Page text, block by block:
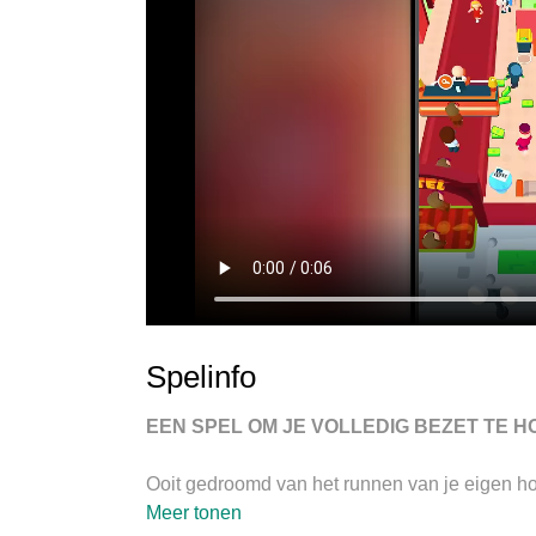
Spelinfo
EEN SPEL OM JE VOLLEDIG BEZET TE
Ooit gedroomd van het runnen van je eigen
tijdmanagementspel waarbij het doel is om
Meer tonen